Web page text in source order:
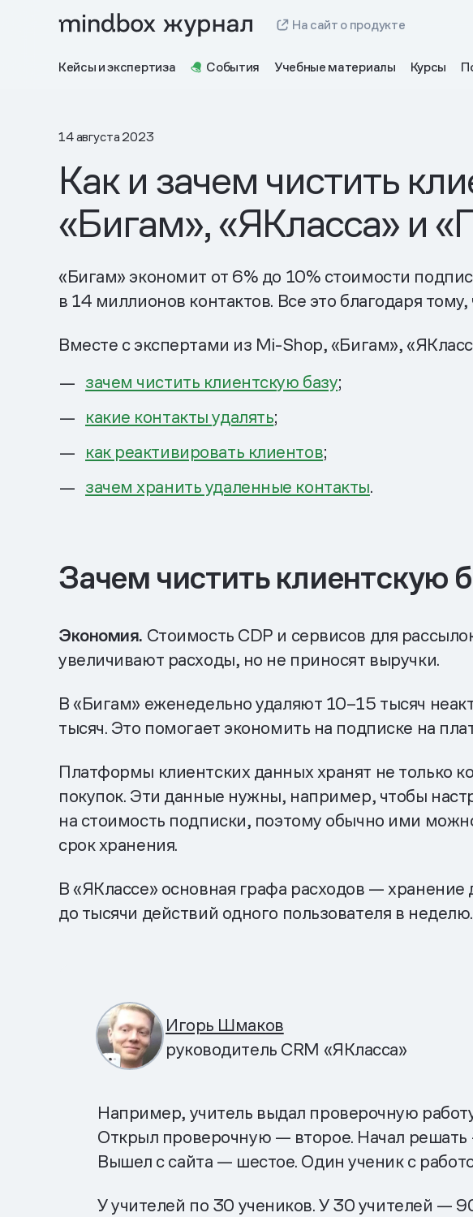
На сайт о продукте
Кейсы и экспертиза События Учебные материалы Курсы
14 августа 2023
Как и зачем чистить
«Бигам», «ЯКласса» и
«Бигам» экономит от 6% до 10% стоимости
в 14 миллионов контактов. Все это благодаря
Вместе с экспертами из Mi-Shop, «Бигам»,
зачем чистить клиентскую базу;
какие контакты удалять;
как реактивировать клиентов;
зачем хранить удаленные контакты.
Зачем чистить клиентскую
Экономия. Стоимость CDP и сервисов для
увеличивают расходы, но не приносят выручки.
В «Бигам» еженедельно удаляют 10–15 тысяч
тысяч. Это помогает экономить на подписке на
Платформы клиентских данных хранят не только
покупок. Эти данные нужны, например, чтобы
на стоимость подписки, поэтому обычно ими
срок хранения.
В «ЯКлассе» основная графа расходов —
до тысячи действий одного пользователя в неделю.
Игорь Шмаков
руководитель CRM «ЯКласса»
Например, учитель выдал проверочную
Открыл проверочную — второе. Начал
Вышел с сайта — шестое. Один ученик с
У учителей по 30 учеников. У 30 учителей —